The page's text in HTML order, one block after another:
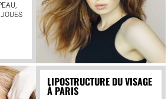
LIPOSTRUCTURE DU VISAGE
À PARIS